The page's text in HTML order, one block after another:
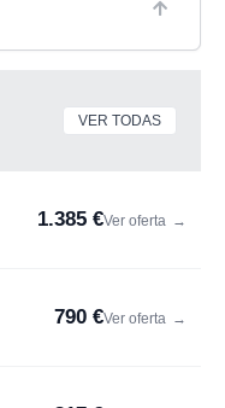
VER TODAS
1.385 €Ver oferta →
790 €Ver oferta →